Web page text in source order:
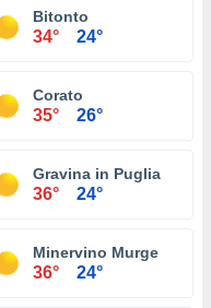
Bitonto
34° 24°
Corato
35° 26°
Gravina in Puglia
36° 24°
Minervino Murge
36° 24°